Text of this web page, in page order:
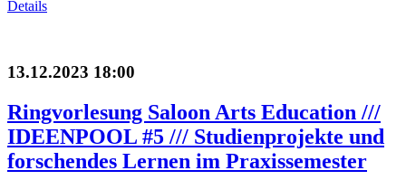
Details
13.12.2023 18:00
Ringvorlesung Saloon Arts Education ///
IDEENPOOL #5 /// Studienprojekte und
forschendes Lernen im Praxissemester